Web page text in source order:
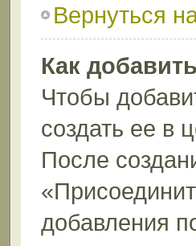
Вернуться
Как
Чтобы
создать ее в
После
добавления